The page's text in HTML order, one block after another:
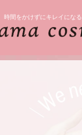
時間をかけずにキレイになる